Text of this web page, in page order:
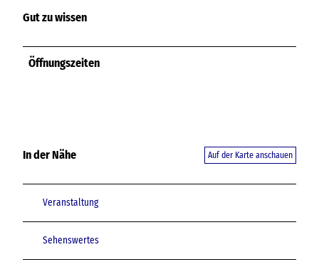
Gut zu wissen
Öffnungszeiten
In der Nähe Auf der Karte anschauen
Veranstaltung
Sehenswertes